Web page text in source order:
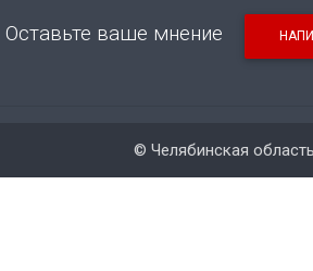
Оставьте ваше мнение
© Челябинская